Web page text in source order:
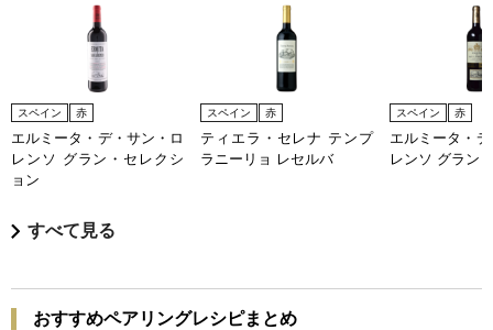
スペイン 赤
エルミータ・デ・サン・ロ
レンソ グラン・セレクシ
ョン
スペイン 赤
ティエラ・セレナ テンプ
ラニーリョ レセルバ
スペイン 赤
エルミータ・
レンソ グラン
すべて見る
おすすめペアリングレシピまとめ